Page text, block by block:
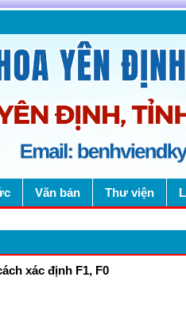
Văn bản Thư viện
xác định F1, F0